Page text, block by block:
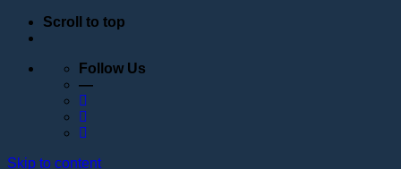
Scroll to top
Follow Us
—
Skip to content